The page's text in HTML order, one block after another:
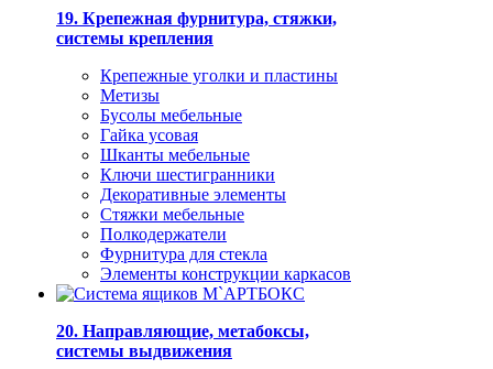
19. Крепежная фурнитура, стяжки,
системы крепления
Крепежные уголки и пластины
Метизы
Бусолы мебельные
Гайка усовая
Шканты мебельные
Ключи шестигранники
Декоративные элементы
Стяжки мебельные
Полкодержатели
Фурнитура для стекла
Элементы конструкции каркасов
20. Направляющие, метабоксы,
системы выдвижения